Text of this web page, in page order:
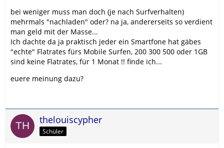
bei weniger muss man doch (je nach Surfverhalten)
mehrmals "nachladen" oder? na ja, andererseits so verdient
man geld mit der Masse...
Ich dachte da ja praktisch jeder ein Smartfone hat gäbes
"echte" Flatrates fürs Mobile Surfen, 200 300 500 oder 1GB
sind keine Flatrates, für 1 Monat !! finde ich...
euere meinung dazu?
thelouiscypher
Schüler